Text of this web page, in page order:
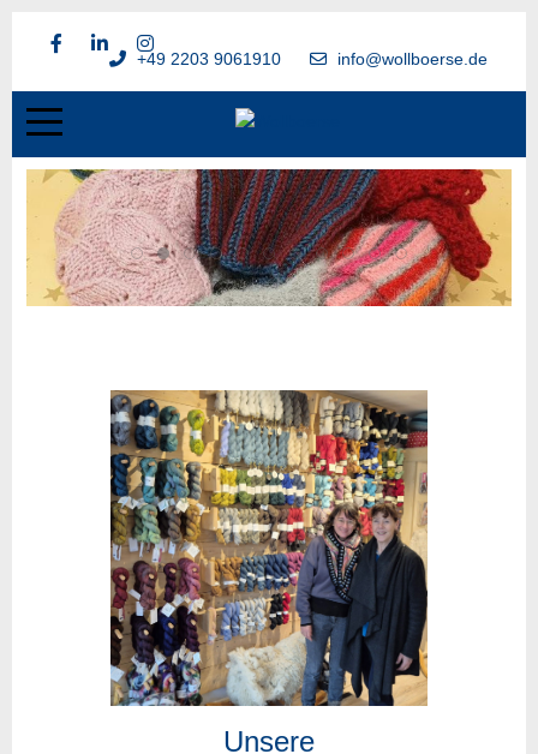
+49 2203 9061910 info@wollboerse.de
Unsere